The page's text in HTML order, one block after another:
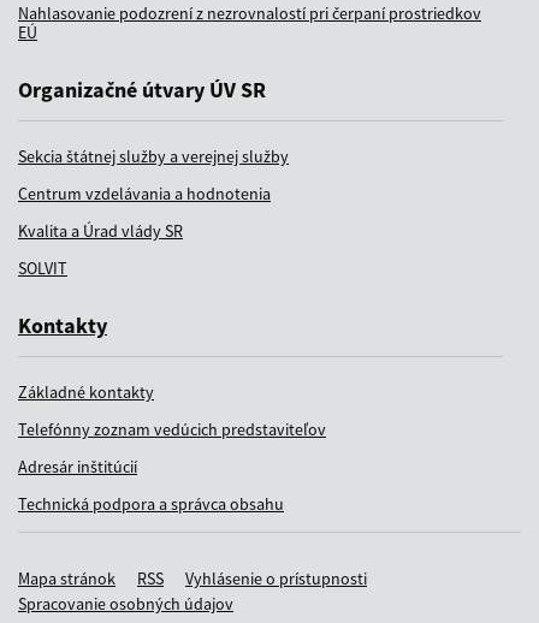
Nahlasovanie podozrení z nezrovnalostí pri čerpaní prostriedkov
EÚ
Organizačné útvary ÚV SR
Sekcia štátnej služby a verejnej služby
Centrum vzdelávania a hodnotenia
Kvalita a Úrad vlády SR
SOLVIT
Kontakty
Základné kontakty
Telefónny zoznam vedúcich predstaviteľov
Adresár inštitúcií
Technická podpora a správca obsahu
Mapa stránok RSS
Vyhlásenie o prístupnosti
Spracovanie osobných údajov